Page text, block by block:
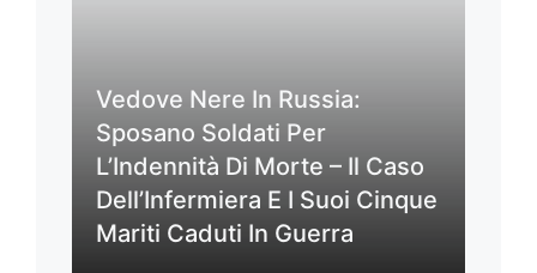
Vedove Nere In Russia:
Sposano Soldati Per
L’Indennità Di Morte – Il Caso
Dell’Infermiera E I Suoi Cinque
Mariti Caduti In Guerra